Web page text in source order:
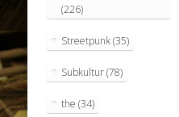
(226)
Streetpunk(35)
Subkultur(78)
the (34)